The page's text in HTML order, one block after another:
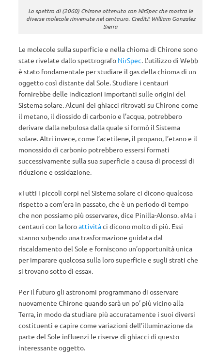
Lo spettro di (2060) Chirone ottenuto con NirSpec che mostra le
diverse molecole rinvenute nel centauro. Crediti: William Gonzalez
Sierra
Le molecole sulla superficie e nella chioma di Chirone sono
state rivelate dallo spettrografo NirSpec. L’utilizzo di Webb
è stato fondamentale per studiare il gas della chioma di un
oggetto così distante dal Sole. Studiare i centauri
fornirebbe delle indicazioni importanti sulle origini del
Sistema solare. Alcuni dei ghiacci ritrovati su Chirone come
il metano, il diossido di carbonio e l’acqua, potrebbero
derivare dalla nebulosa dalla quale si formò il Sistema
solare. Altri invece, come l’acetilene, il propano, l’etano e il
monossido di carbonio potrebbero essersi formati
successivamente sulla sua superficie a causa di processi di
riduzione e ossidazione.
«Tutti i piccoli corpi nel Sistema solare ci dicono qualcosa
rispetto a com’era in passato, che è un periodo di tempo
che non possiamo più osservare», dice Pinilla-Alonso. «Ma i
centauri con la loroattivitàci dicono molto di più. Essi
stanno subendo una trasformazione guidata dal
riscaldamento del Sole e forniscono un’opportunità unica
per imparare qualcosa sulla loro superficie e sugli strati che
si trovano sotto di essa».
Per il futuro gli astronomi programmano di osservare
nuovamente Chirone quando sarà un po’ più vicino alla
Terra, in modo da studiare più accuratamente i suoi diversi
costituenti e capire come variazioni dell’illuminazione da
parte del Sole influenzi le riserve di ghiacci di questo
interessante oggetto.